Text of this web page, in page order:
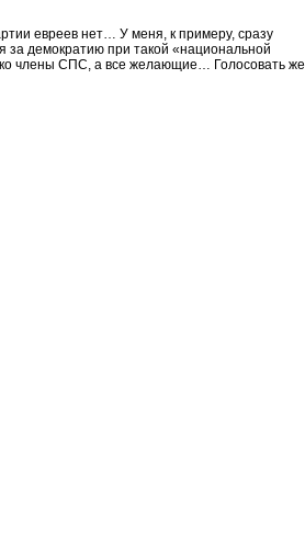
евреев нет… У меня, к примеру, сразу
за демократию при такой «национальной
члены СПС, а все желающие… Голосовать же